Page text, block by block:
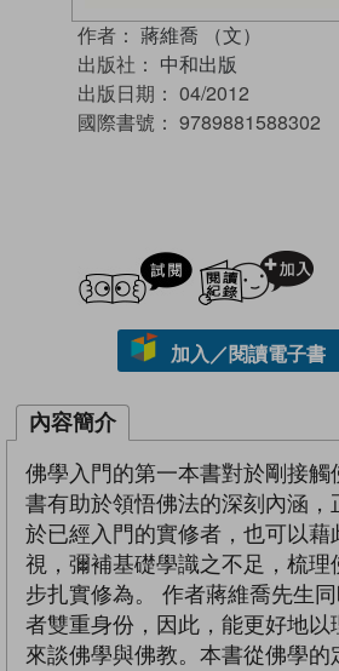
作者： 蔣維喬 （文）
出版社： 中和出版
出版日期： 04/2012
國際書號： 9789881588302
試閲
加入／閱讀電子書
內容簡介
佛學入門的第一本書對於剛接觸
書有助於領悟佛法的深刻內涵，
於已經入門的實修者，也可以藉
視，彌補基礎學識之不足，梳理
步扎實修為。 作者蔣維喬先生
者雙重身份，因此，能更好地以
來談佛學與佛教。本書從佛學的